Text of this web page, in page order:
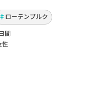
ローテンブルク
間
性ー中の娘と再会！